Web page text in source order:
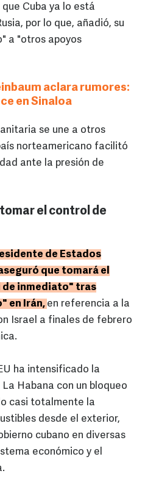
Cuba ya lo está
por lo que, añadió, su
a "otros apoyos
aclara rumores:
en Sinaloa
se une a otros
norteamericano facilitó
ante la presión de
el control de
de Estados
que tomará el
de inmediato" tras
en Irán, en referencia a la
Israel a finales de febrero
ha intensificado la
Habana con un bloqueo
casi totalmente la
desde el exterior,
cubano en diversas
económico y el